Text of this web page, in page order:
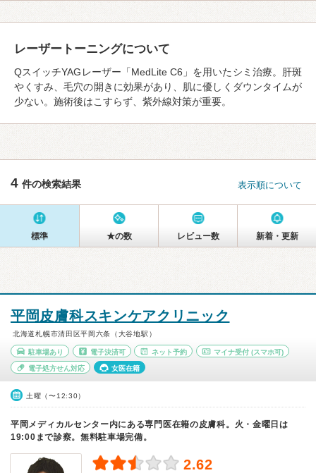
レーザートーニングについて
QスイッチYAGレーザー「MedLite C6」を用いたシミ治療。肝斑
やくすみ、毛穴の開きに効果があり、肌に優しくダウンタイムが
少ない。施術後はこすらず、紫外線対策が重要。
4 件の検索結果 表示順について
標準 ★の数 レビュー数 新着・更新
平岡皮膚科スキンケアクリニック
北海道札幌市清田区平岡六条（大谷地駅）
駐車場あり 電子決済可 ネット予約 マイナ受付 (スマホ可)
電子処方せん対応 女医在籍
土曜（〜12:30）
平岡メディカルセンター内にある専門医在籍の皮膚科。火・金曜日は
19:00まで診察。無料駐車場完備。
2.62